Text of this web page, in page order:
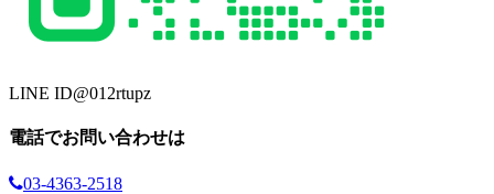
LINE ID@012rtupz
電話でお問い合わせは
03-4363-2518